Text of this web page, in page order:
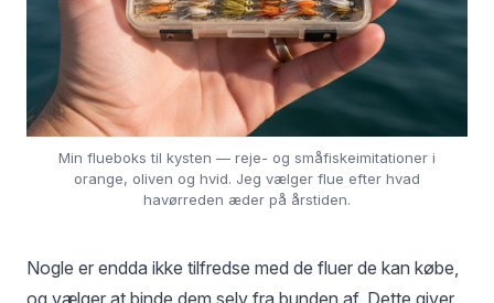
Min flueboks til kysten — reje- og småfiskeimitationer i
orange, oliven og hvid. Jeg vælger flue efter hvad
havørreden æder på årstiden.
Nogle er endda ikke tilfredse med de fluer de kan købe,
og vælger at binde dem selv fra bunden af. Dette giver